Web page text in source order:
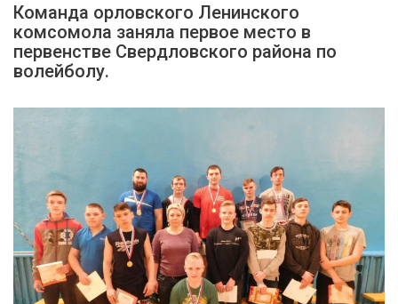
Команда орловского Ленинского
комсомола заняла первое место в
первенстве Свердловского района по
волейболу.